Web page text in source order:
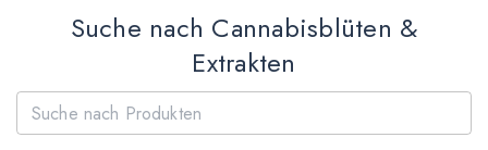
Suche nach Cannabisblüten &
Extrakten